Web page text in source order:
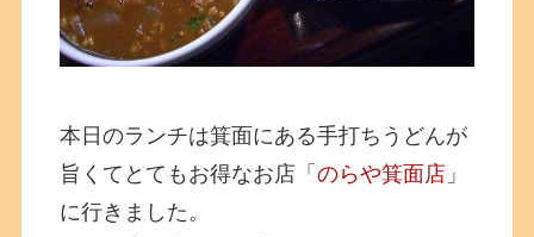
本日のランチは箕面にある手打ちうどんが
旨くてとてもお得なお店「のらや箕面店 」
に行きました。